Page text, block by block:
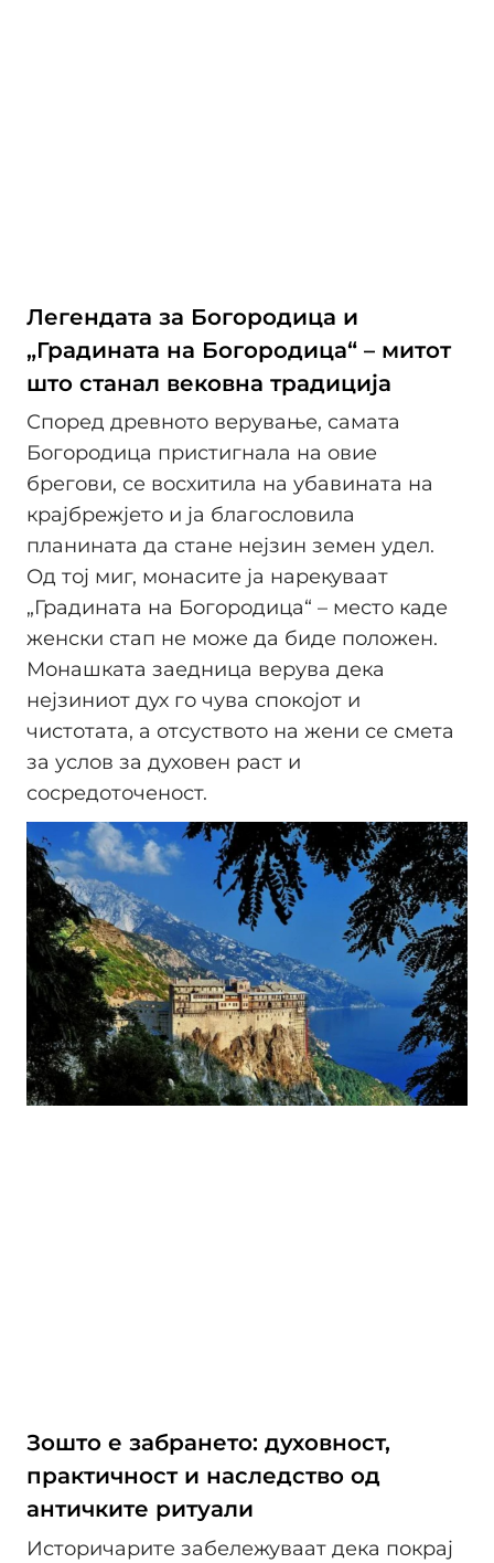
Легендата за Богородица и
„Градината на Богородица“ – митот
што станал вековна традиција
Според древното верување, самата
Богородица пристигнала на овие
брегови, се восхитила на убавината на
крајбрежјето и ја благословила
планината да стане нејзин земен удел.
Од тој миг, монасите ја нарекуваат
„Градината на Богородица“ – место каде
женски стап не може да биде положен.
Монашката заедница верува дека
нејзиниот дух го чува спокојот и
чистотата, а отсуството на жени се смета
за услов за духовен раст и
сосредоточеност.
Зошто е забрането: духовност,
практичност и наследство од
античките ритуали
Историчарите забележуваат дека покрај